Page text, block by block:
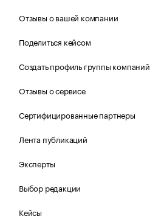
Отзывы о вашей компании
Поделиться кейсом
Создать профиль группы компаний
Отзывы о сервисе
Сертифицированные партнеры
Лента публикаций
Эксперты
Выбор редакции
Кейсы